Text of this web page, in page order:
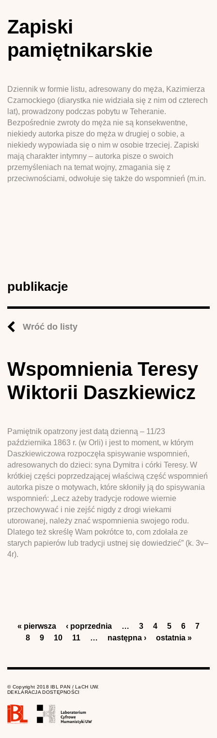
Zapiski
pamiętnikarskie
Dziennik w formie listu, adresowany do męża, Kazimierza
Czarnockiego (diarystka nie widziała się z nim od czterech
lat), prowadzony podczas pobytu w Teheranie.
Bezpośrednie zwroty do męża nie są konsekwentne,
niekiedy autorka pisze do męża w drugiej o sobie, a
niekiedy wypowiada się o nim w osobie trzeciej. Zapiski
mają charakter intymny – autorka pisze o swoich
przemyśleniach na temat wojny, zmagania się z
przeciwnościami, odwołuje się także do wspomnień (m.in.
publikacje
Wróć do listy
Wspomnienia Teresy
Wiktorii Daszkiewicz
Pamiętnik opatrzony jest datą dzienną – 11/23
października 1863 r. (w Orli) i jest to moment, w którym
Daszkiewiczowa rozpoczęła spisywanie wspomnień,
adresowanych do dzieci: syna Dymitra i córki Teresy. W
krótkiej części poprzedzającej właściwą część wspomnień
autorka pisze o motywach, które skłoniły ją do spisywania
wspomnień: „Lecz ażeby tradycje rodowe wiernie
przechowywać i nie zejść nigdy z drogi wiekami
utorowanej, należy znać wspomnienia swojego rodu.
Dlatego też skreślę Wam pokrótce to, com zdołała ze
starych papierów lub tradycji ustnej się dowiedzieć” (k. 3v–
4r).
Strony
« pierwsza ‹ poprzednia … 3 4 5 6
7
8
9 10 11 … następna › ostatnia »
© Copyright 2018 IBL PAN / LaCH UW.
DEKLARACJA DOSTĘPNOŚCI